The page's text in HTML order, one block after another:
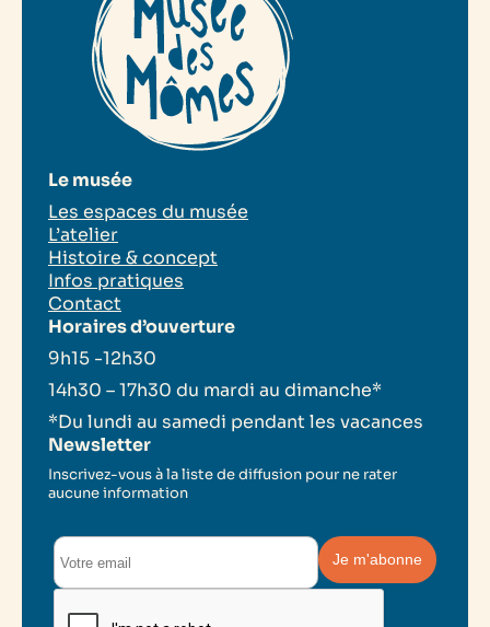
Le musée
Les espaces du musée
L’atelier
Histoire & concept
Infos pratiques
Contact
Horaires d’ouverture
9h15 -12h30
14h30 – 17h30 du mardi au dimanche*
*Du lundi au samedi pendant les vacances
Newsletter
Inscrivez-vous à la liste de diffusion pour ne rater
aucune information